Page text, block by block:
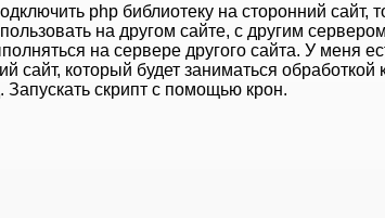
php библиотеку на сторонний сайт,
на другом сайте, с другим
на сервере другого сайта. У меня
сайт, который будет заниматься обработкой
Запускать скрипт с помощью крон.